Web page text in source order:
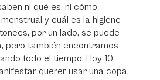
ni qué es, ni cómo
y cuál es la higiene
por un lado, se puede
pero también encontramos
todo el tiempo. Hoy 10
querer usar una copa,